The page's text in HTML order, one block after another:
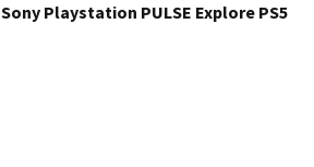
Sony Playstation PULSE Explore PS5